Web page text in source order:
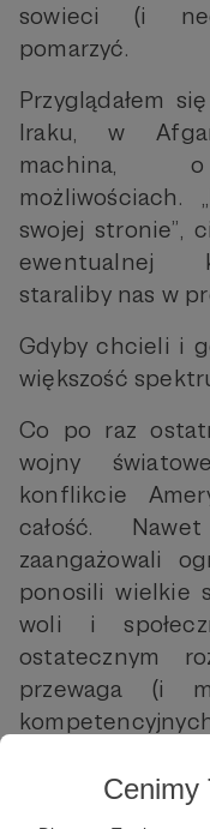
Cenimy
sowieci (i
pomarzyć.
Przyglądałem
Iraku, w
machina, o
swojej stronie”,
ewentualnej
staraliby nas w
Gdyby chcieli i
większość
Co po raz
wojny
konflikcie
całość.
zaangażowali
ponosili wielkie
woli i
ostatecznym
przewaga (i
tej dłoni